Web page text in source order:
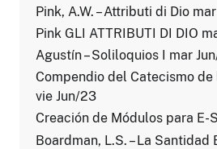
Pink, A.W. – Attributi di Dio
Pink GLI ATTRIBUTI DI DIO
Agustín – Soliloquios I mar
Compendio del Catecismo
vie Jun/23
Creación de Módulos para E-
Boardman, L.S. – La